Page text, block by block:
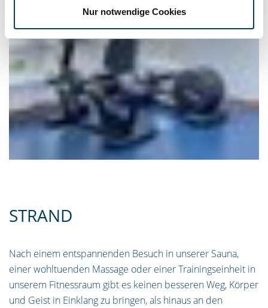
Nur notwendige Cookies
STRAND
Nach einem entspannenden Besuch in unserer Sauna,
einer wohltuenden Massage oder einer Trainingseinheit in
unserem Fitnessraum gibt es keinen besseren Weg, Körper
und Geist in Einklang zu bringen, als hinaus an den